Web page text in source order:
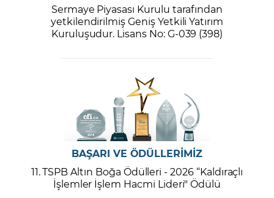
Sermaye Piyasası Kurulu tarafından
yetkilendirilmiş Geniş Yetkili Yatırım
Kuruluşudur. Lisans No: G-039 (398)
BAŞARI VE ÖDÜLLERİMİZ
11. TSPB Altın Boğa Ödülleri - 2026 “Kaldıraçlı
İşlemler İşlem Hacmi Lideri" Ödülü